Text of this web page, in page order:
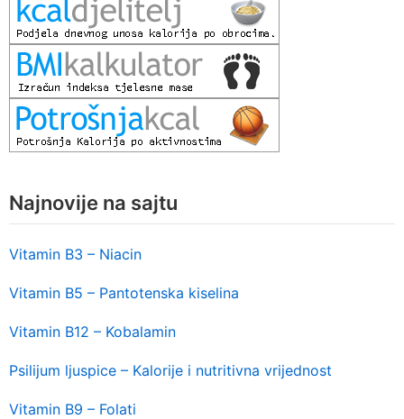
Najnovije na sajtu
Vitamin B3 – Niacin
Vitamin B5 – Pantotenska kiselina
Vitamin B12 – Kobalamin
Psilijum ljuspice – Kalorije i nutritivna vrijednost
Vitamin B9 – Folati